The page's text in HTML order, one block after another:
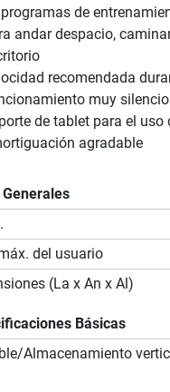
de
andar despacio,
recomendada
muy
de tablet para el
agradable
Generales
del usuario
(La x An x Al)
Básicas
Almacenamiento